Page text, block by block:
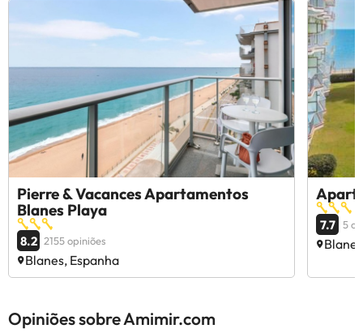
Pierre & Vacances Apartamentos
Blanes Playa
8.2 2155 opiniões
Blanes, Espanha
7.7 5
Opiniões sobre Amimir.com